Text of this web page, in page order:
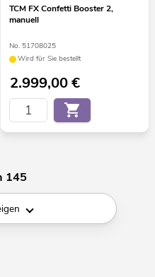
TCM FX Confetti Booster 2,
manuell
No. 51708025
Wird für Sie bestellt
2.999,00€
145